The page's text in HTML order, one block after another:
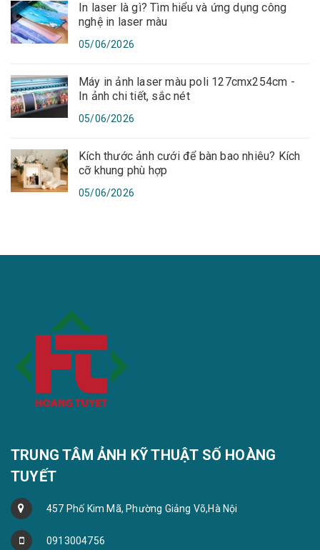
In laser là gì? Tìm hiểu và ứng dụng công
nghệ in laser màu
05/06/2026
Máy in ảnh laser màu poli 127cmx254cm -
In ảnh chi tiết, sắc nét
05/06/2026
Kích thước ảnh cưới để bàn bao nhiêu? Kích
cỡ khung phù hợp
05/06/2026
TRUNG TÂM ẢNH KỸ THUẬT SỐ HOÀNG
TUYẾT
457 Phố Kim Mã, Phường Giảng Võ,Hà Nội
0913004756